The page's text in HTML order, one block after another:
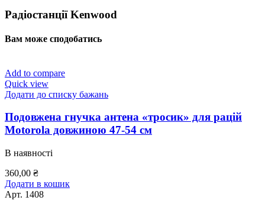
Радіостанції Kenwood
Вам може сподобатись
Add to compare
Quick view
Додати до списку бажань
Подовжена гнучка антена «тросик» для рацій
Motorola довжиною 47-54 см
В наявності
360,00 ₴
Додати в кошик
Арт. 1408